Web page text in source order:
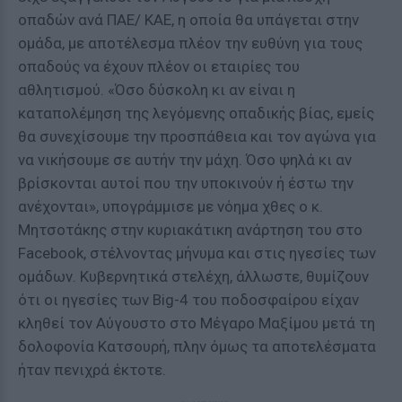
οπαδών ανά ΠΑΕ/ ΚΑΕ, η οποία θα υπάγεται στην
ομάδα, με αποτέλεσμα πλέον την ευθύνη για τους
οπαδούς να έχουν πλέον οι εταιρίες του
αθλητισμού. «Όσο δύσκολη κι αν είναι η
καταπολέμηση της λεγόμενης οπαδικής βίας, εμείς
θα συνεχίσουμε την προσπάθεια και τον αγώνα για
να νικήσουμε σε αυτήν την μάχη. Όσο ψηλά κι αν
βρίσκονται αυτοί που την υποκινούν ή έστω την
ανέχονται», υπογράμμισε με νόημα χθες ο κ.
Μητσοτάκης στην κυριακάτικη ανάρτηση του στο
Facebook, στέλνοντας μήνυμα και στις ηγεσίες των
ομάδων. Κυβερνητικά στελέχη, άλλωστε, θυμίζουν
ότι οι ηγεσίες των Big-4 του ποδοσφαίρου είχαν
κληθεί τον Αύγουστο στο Μέγαρο Μαξίμου μετά τη
δολοφονία Κατσουρή, πλην όμως τα αποτελέσματα
ήταν πενιχρά έκτοτε.